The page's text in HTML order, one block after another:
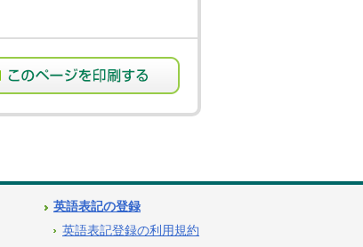
英語表記の登録
英語表記登録の利用規約